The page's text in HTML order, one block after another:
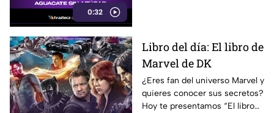
0:32
Libro del día: El libro de
Marvel de DK
¿Eres fan del universo Marvel y
quieres conocer sus secretos?
Hoy te presentamos “El libro